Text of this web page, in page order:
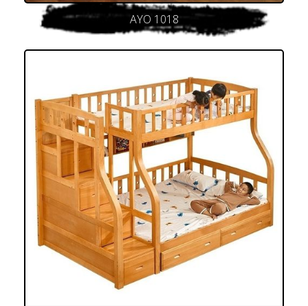
AYO 1018